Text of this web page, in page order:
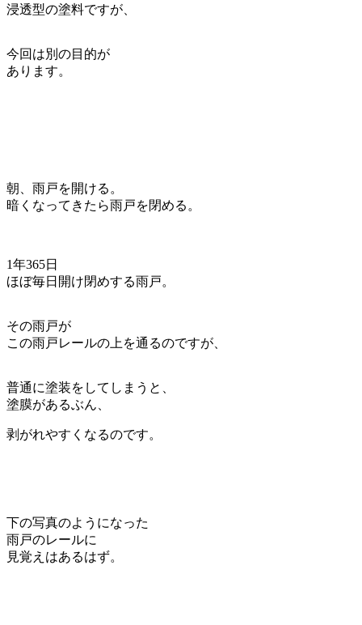
浸透型の塗料ですが、
今回は別の目的が
あります。
朝、雨戸を開ける。
暗くなってきたら雨戸を閉める。
1年365日
ほぼ毎日開け閉めする雨戸。
その雨戸が
この雨戸レールの上を通るのですが、
普通に塗装をしてしまうと、
塗膜があるぶん、
剥がれやすくなるのです。
下の写真のようになった
雨戸のレールに
見覚えはあるはず。